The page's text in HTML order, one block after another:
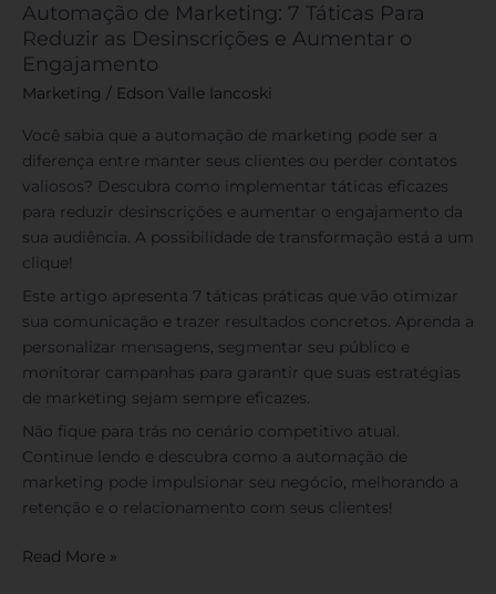
Automação de Marketing: 7 Táticas Para
Reduzir as Desinscrições e Aumentar o
Engajamento
Marketing / Edson Valle Iancoski
Você sabia que a automação de marketing pode ser a
diferença entre manter seus clientes ou perder contatos
valiosos? Descubra como implementar táticas eficazes
para reduzir desinscrições e aumentar o engajamento da
sua audiência. A possibilidade de transformação está a um
clique!
Este artigo apresenta 7 táticas práticas que vão otimizar
sua comunicação e trazer resultados concretos. Aprenda a
personalizar mensagens, segmentar seu público e
monitorar campanhas para garantir que suas estratégias
de marketing sejam sempre eficazes.
Não fique para trás no cenário competitivo atual.
Continue lendo e descubra como a automação de
marketing pode impulsionar seu negócio, melhorando a
retenção e o relacionamento com seus clientes!
Read More »